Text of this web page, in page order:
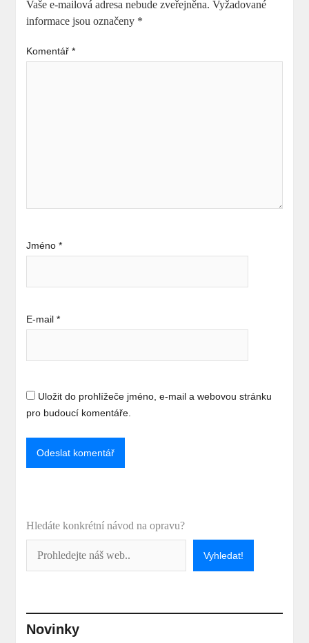
Vaše e-mailová adresa nebude zveřejněna. Vyžadované
informace jsou označeny *
Komentář*
Jméno*
E-mail*
Uložit do prohlížeče jméno, e-mail a webovou stránku
pro budoucí komentáře.
Hledáte konkrétní návod na opravu?
Vyhledat!
Novinky